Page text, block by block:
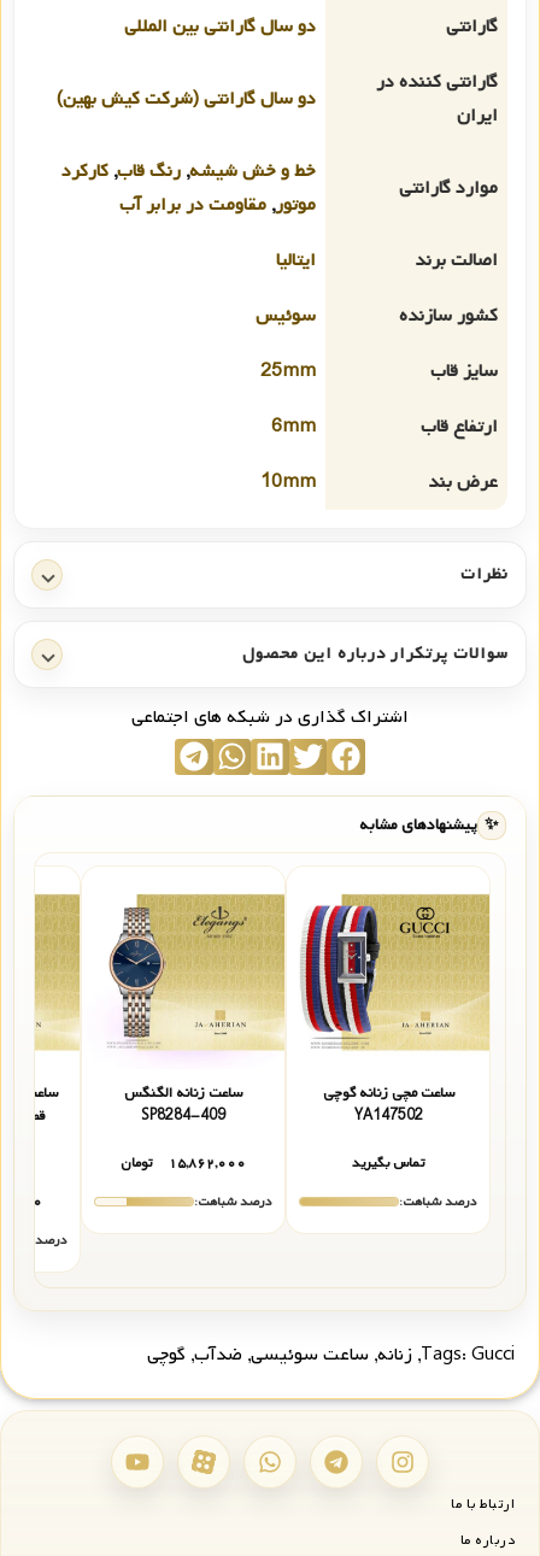
گارانتی
دو سال گارانتی بین المللی
گارانتی کننده در
ایران
دو سال گارانتی (شرکت کیش بهین)
موارد گارانتی
خط و خش شیشه, رنگ قاب, کارکرد
موتور, مقاومت در برابر آب
اصالت برند
ایتالیا
کشور سازنده
سوئیس
سایز قاب
25mm
ارتفاع قاب
6mm
عرض بند
10mm
نظرات
سوالات پرتکرار درباره این محصول
اشتراک گذاری در شبکه های اجتماعی
✨ پیشنهادهای مشابه
ساعت مچی زنانه گوچی
YA147502
تماس بگیرید
درصد شباهت:
ساعت زنانه الگنگس
SP8284-409
۱۵,۸۶۲,۰۰۰
تومان
درصد شباهت:
ساعت
درصد
Tags: Gucci
, زنانه, ساعت سوئیسی, ضدآب, گوچی
ارتباط با ما
درباره ما